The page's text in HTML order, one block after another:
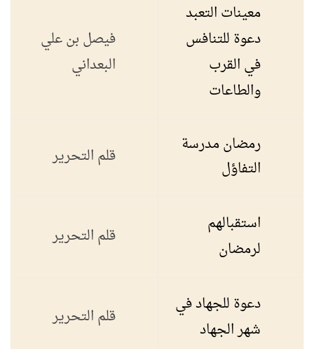
معينات التعبد
دعوة للتنافس
في القرب
والطاعات
فيصل بن علي
البعداني
رمضان مدرسة
التفاؤل
قلم التحرير
استقبالهم
لرمضان
قلم التحرير
دعوة للجهاد في
شهر الجهاد
قلم التحرير